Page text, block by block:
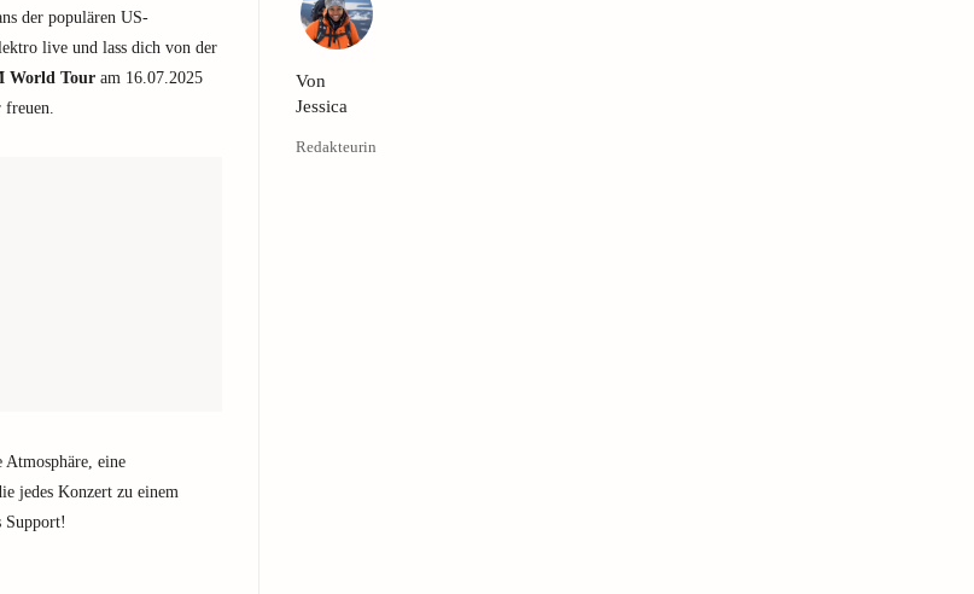
der populären US-
live und lass dich von der
World Tour am 16.07.2025
freuen.
Atmosphäre, eine
jedes Konzert zu einem
Support!
Von
Jessica
Redakteurin